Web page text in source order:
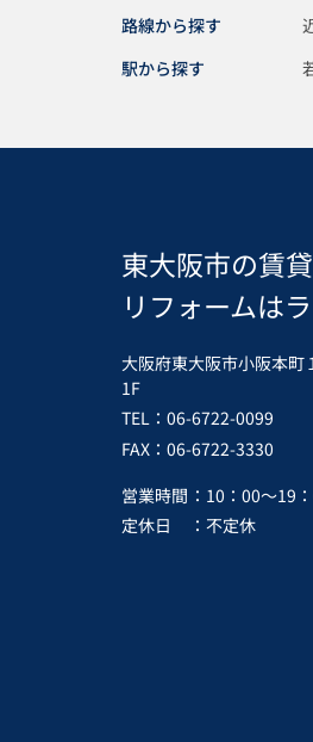
路線から探す
駅から探す
東大阪市の賃
リフォームは
大阪府東大阪市小阪本町
1F
TEL：06-6722-0099
FAX：06-6722-3330
営業時間 ：10：00～19
定休日
：不定休